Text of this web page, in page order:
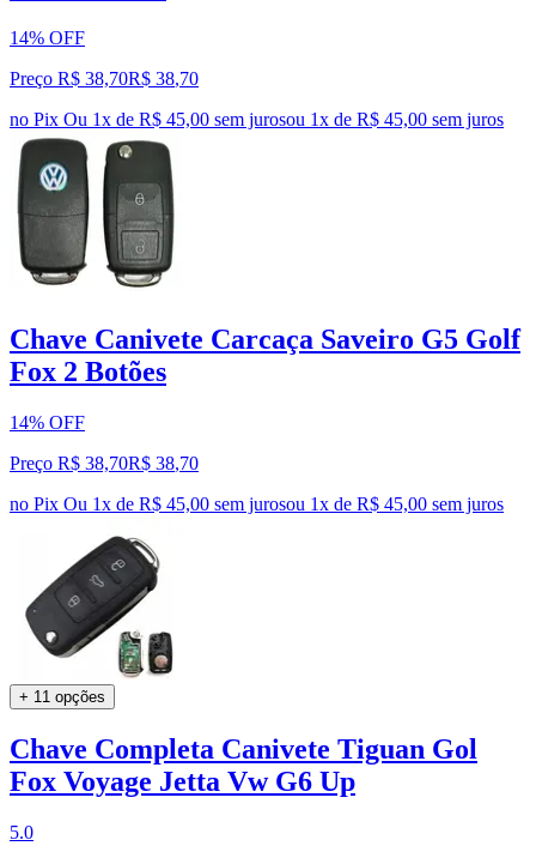
14% OFF
Preço R$ 38,70R$ 38,70
no Pix Ou 1x de R$ 45,00 sem jurosou 1x de R$ 45,00 sem juros
Chave Canivete Carcaça Saveiro G5 Golf
Fox 2 Botões
14% OFF
Preço R$ 38,70R$ 38,70
no Pix Ou 1x de R$ 45,00 sem jurosou 1x de R$ 45,00 sem juros
+ 11 opções
Chave Completa Canivete Tiguan Gol
Fox Voyage Jetta Vw G6 Up
5.0